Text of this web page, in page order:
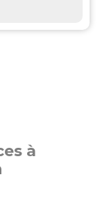
à